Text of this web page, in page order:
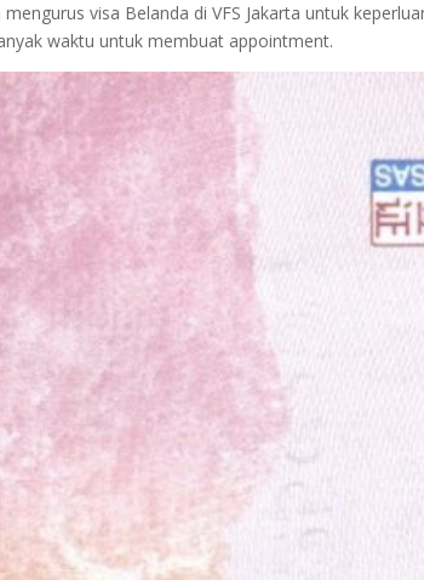
visa Belanda di VFS Jakarta untuk
waktu untuk membuat appointment.